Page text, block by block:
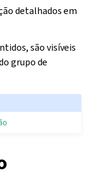
detalhados em
são visíveis
grupo de